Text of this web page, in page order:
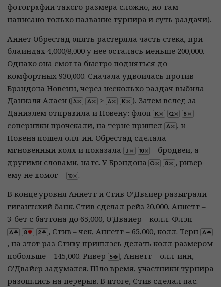
фотографии такого размера сложно, но там
написано только название турнира и суть раздачи).
Аннет Обрестад опять растеряла часть стека, при
блайндах 4,000/8,000 у нее осталась меньше 200,000.
Однако она смогла быстро подняться до
комфортных 930,000. Сначала удвоилась против
Брэндона Новены, через несколько раздач выбила
Даниэля Алаеи (
>
). Затем вслед за
Даниэлем отправила и Новену: флоп
соперники прочекали, на терне пришел
, и
Новена пошел олл-ин. Обрестад сделала
мгновенный колл и показала
– бродвей, а
другими словами, натс. У Брэндона
, ривер
ему не помог –
.
В конце уровня Аннетт и Стив О’Двайер разыграли
гигантский банк. Стив сделал рейз 20,000, Аннетт –
3-бет с баттона до 65,000, О'Двайер – колл. Флоп
, Стив – чек, Аннетт – 65,000, колл. Терн
, на этот раз Стиву пришлось делать колл размером
побольше – 145,000. Ривер
, Аннетт – олл-инн,
О'Двайер задумался. Шло время, участники турнира
разошлись на перерыв. В итоге, Стив сделал пас.